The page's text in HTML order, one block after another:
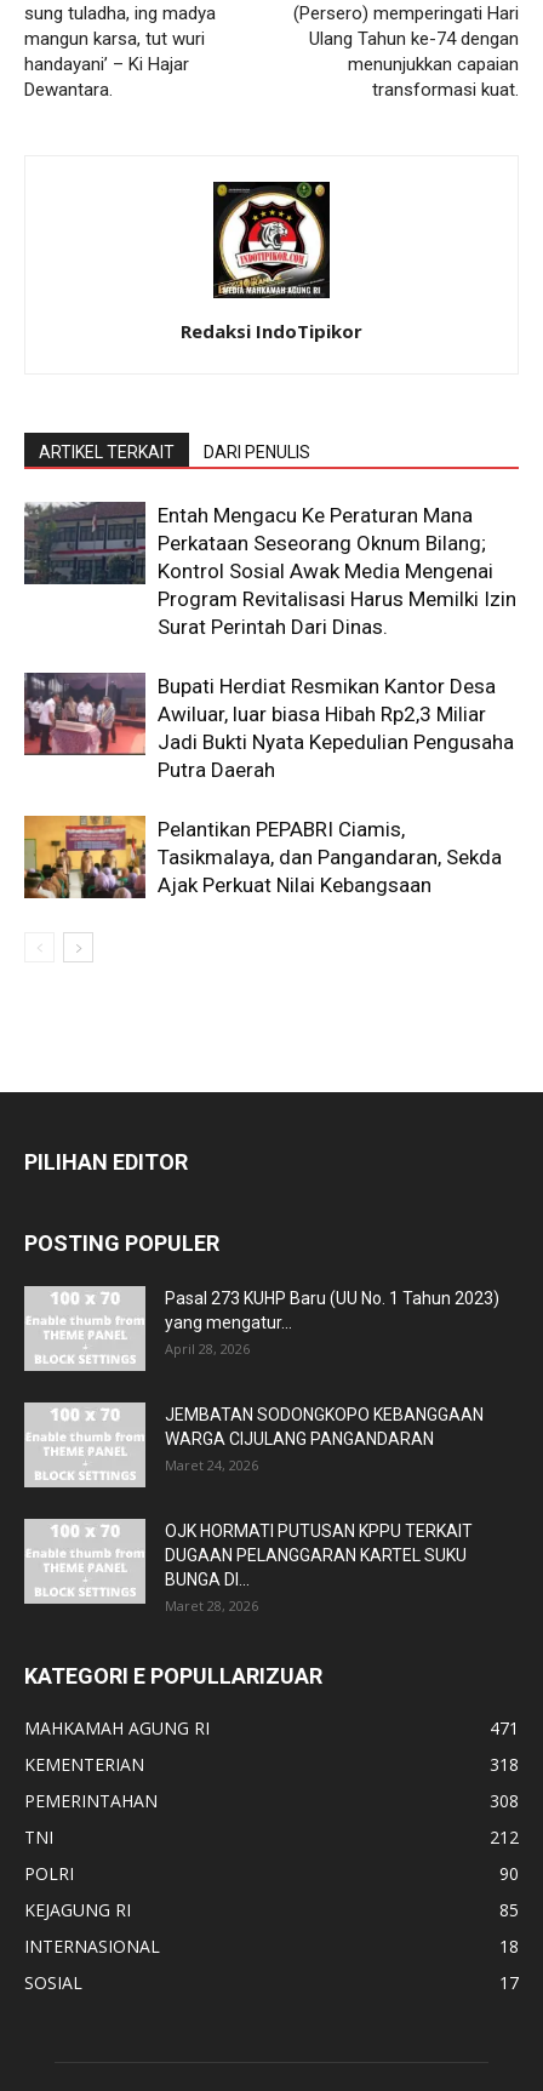
sung tuladha, ing madya
mangun karsa, tut wuri
handayani’ – Ki Hajar
Dewantara.
(Persero) memperingati Hari
Ulang Tahun ke-74 dengan
menunjukkan capaian
transformasi kuat.
Redaksi IndoTipikor
ARTIKEL TERKAIT DARI PENULIS
Entah Mengacu Ke Peraturan Mana
Perkataan Seseorang Oknum Bilang;
Kontrol Sosial Awak Media Mengenai
Program Revitalisasi Harus Memilki Izin
Surat Perintah Dari Dinas.
Bupati Herdiat Resmikan Kantor Desa
Awiluar, luar biasa Hibah Rp2,3 Miliar
Jadi Bukti Nyata Kepedulian Pengusaha
Putra Daerah
Pelantikan PEPABRI Ciamis,
Tasikmalaya, dan Pangandaran, Sekda
Ajak Perkuat Nilai Kebangsaan
PILIHAN EDITOR
POSTING POPULER
Pasal 273 KUHP Baru (UU No. 1 Tahun 2023)
yang mengatur...
April 28, 2026
JEMBATAN SODONGKOPO KEBANGGAAN
WARGA CIJULANG PANGANDARAN
Maret 24, 2026
OJK HORMATI PUTUSAN KPPU TERKAIT
DUGAAN PELANGGARAN KARTEL SUKU
BUNGA DI...
Maret 28, 2026
KATEGORI E POPULLARIZUAR
MAHKAMAH AGUNG RI
471
KEMENTERIAN
318
PEMERINTAHAN
308
TNI
212
POLRI
90
KEJAGUNG RI
85
INTERNASIONAL
18
SOSIAL
17